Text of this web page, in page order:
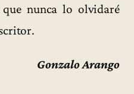
nunca lo olvidaré
Gonzalo Arango